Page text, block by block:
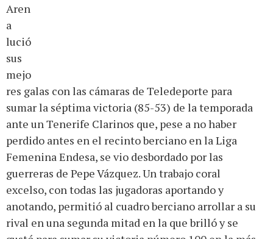
Aren
a
lució
sus
mejo
res galas con las cámaras de Teledeporte para
sumar la séptima victoria (85-53) de la temporada
ante un Tenerife Clarinos que, pese a no haber
perdido antes en el recinto berciano en la Liga
Femenina Endesa, se vio desbordado por las
guerreras de Pepe Vázquez. Un trabajo coral
excelso, con todas las jugadoras aportando y
anotando, permitió al cuadro berciano arrollar a su
rival en una segunda mitad en la que brilló y se